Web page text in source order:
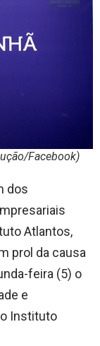
Facebook)
dos
Atlantos,
prol da causa
feira (5) o
e
Instituto